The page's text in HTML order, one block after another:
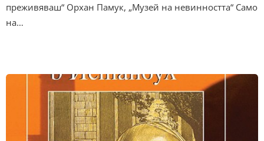
преживяваш“ Орхан Памук, „Музей на невинността“ Само
на…